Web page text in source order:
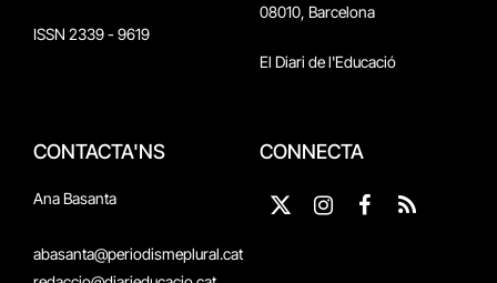
ISSN 2339 - 9619
08010, Barcelona
El Diari de l'Educació
CONTACTA'NS
Ana Basanta
abasanta@periodismeplural.cat
CONNECTA
X
Instagram
Facebook
RSS